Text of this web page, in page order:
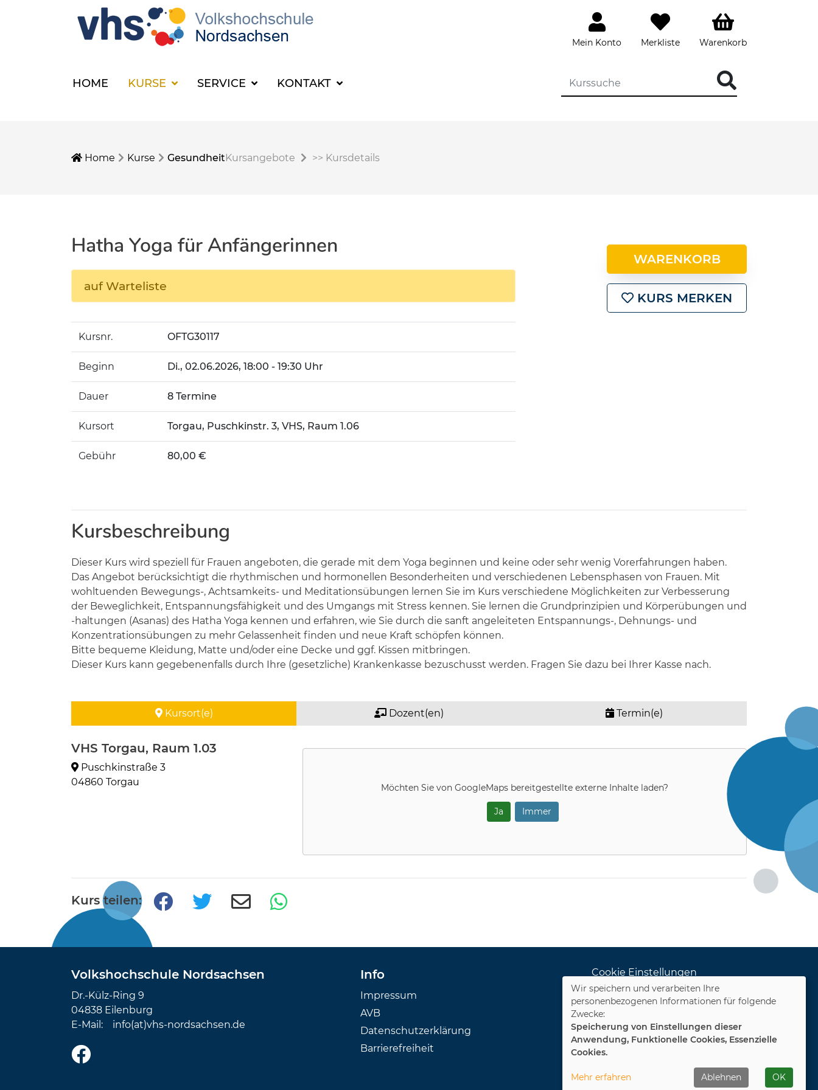
Mein Konto Merkliste Warenkorb
HOME KURSE SERVICE KONTAKT
Home Kurse GesundheitKursangebote >> Kursdetails
Hatha Yoga für Anfängerinnen
auf Warteliste
Kursnr. OFTG30117
Beginn Di., 02.06.2026, 18:00 - 19:30 Uhr
Dauer 8 Termine
Kursort Torgau, Puschkinstr. 3, VHS, Raum 1.06
Gebühr 80,00 €
WARENKORB
KURS MERKEN
Kursbeschreibung
Dieser Kurs wird speziell für Frauen angeboten, die gerade mit dem Yoga beginnen und keine oder sehr wenig Vorerfahrungen haben.
Das Angebot berücksichtigt die rhythmischen und hormonellen Besonderheiten und verschiedenen Lebensphasen von Frauen. Mit
wohltuenden Bewegungs-, Achtsamkeits- und Meditationsübungen lernen Sie im Kurs verschiedene Möglichkeiten zur Verbesserung
der Beweglichkeit, Entspannungsfähigkeit und des Umgangs mit Stress kennen. Sie lernen die Grundprinzipien und Körperübungen und
-haltungen (Asanas) des Hatha Yoga kennen und erfahren, wie Sie durch die sanft angeleiteten Entspannungs-, Dehnungs- und
Konzentrationsübungen zu mehr Gelassenheit finden und neue Kraft schöpfen können.
Bitte bequeme Kleidung, Matte und/oder eine Decke und ggf. Kissen mitbringen.
Dieser Kurs kann gegebenenfalls durch Ihre (gesetzliche) Krankenkasse bezuschusst werden. Fragen Sie dazu bei Ihrer Kasse nach.
Kursort(e) Dozent(en) Termin(e)
VHS Torgau, Raum 1.03
Puschkinstraße 3
04860 Torgau
Möchten Sie von GoogleMaps bereitgestellte externe Inhalte laden?
Ja Immer
Kurs teilen:
Volkshochschule Nordsachsen
Dr.-Külz-Ring 9
04838 Eilenburg
E-Mail: info(at)vhs-nordsachsen.de
Info
Impressum
AVB
Datenschutzerklärung
Barrierefreiheit
Cookie Einstellungen
Dozenten-Login
WIDERRUFSFORMULAR
Wir speichern und verarbeiten Ihre
personenbezogenen Informationen für folgende
Zwecke:
Speicherung von Einstellungen dieser
Anwendung, Funktionelle Cookies, Essenzielle
Cookies.
Mehr erfahren Ablehnen OK